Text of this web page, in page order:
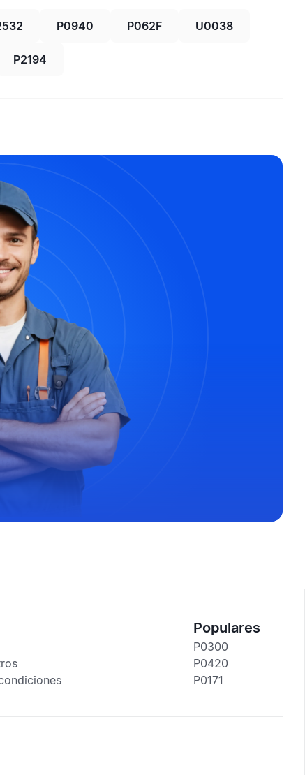
P0940 P062F U0038
P2194
Populares
P0300
P0420
P0171